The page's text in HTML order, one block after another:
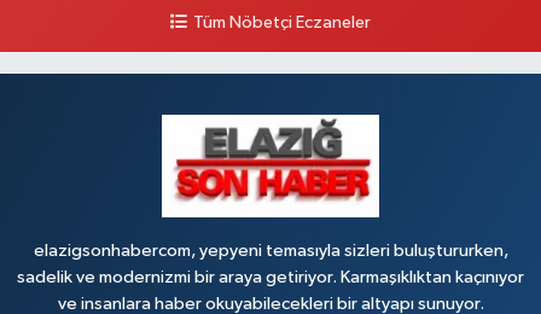
(HOZAT GARAJI OPET KARŞISI) 1. HARPUT CAD. SARISALTIK SOK NO:7 1
Yol Tarifi Al
Tüm Nöbetçi Eczaneler
elazigsonhabercom, yepyeni temasıyla sizleri buluştururken,
sadelik ve modernizmi bir araya getiriyor. Karmaşıklıktan kaçınıyor
ve insanlara haber okuyabilecekleri bir altyapı sunuyor.